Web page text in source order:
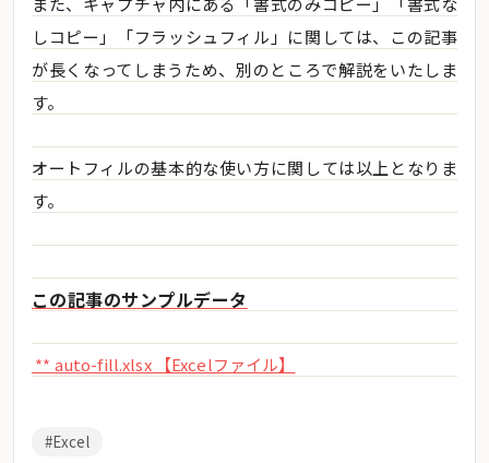
しコピー」「フラッシュフィル」に関しては、この記事
が長くなってしまうため、別のところで解説をいたしま
す。
オートフィルの基本的な使い方に関しては以上となりま
す。
この記事のサンプルデータ
** auto-fill.xlsx 【Excelファイル】
#Excel